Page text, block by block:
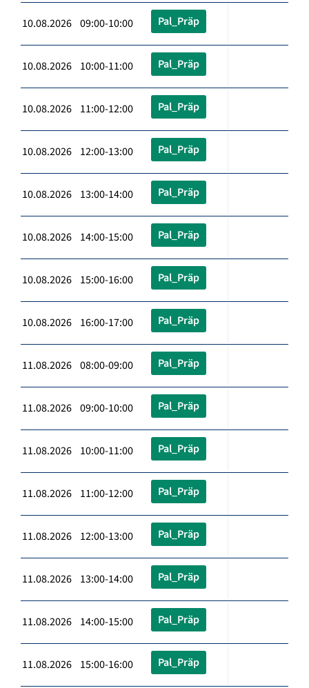
10.08.2026 09:00-10:00 Pal_Präp
10.08.2026 10:00-11:00 Pal_Präp
10.08.2026 11:00-12:00 Pal_Präp
10.08.2026 12:00-13:00 Pal_Präp
10.08.2026 13:00-14:00 Pal_Präp
10.08.2026 14:00-15:00 Pal_Präp
10.08.2026 15:00-16:00 Pal_Präp
10.08.2026 16:00-17:00 Pal_Präp
11.08.2026 08:00-09:00 Pal_Präp
11.08.2026 09:00-10:00 Pal_Präp
11.08.2026 10:00-11:00 Pal_Präp
11.08.2026 11:00-12:00 Pal_Präp
11.08.2026 12:00-13:00 Pal_Präp
11.08.2026 13:00-14:00 Pal_Präp
11.08.2026 14:00-15:00 Pal_Präp
11.08.2026 15:00-16:00 Pal_Präp